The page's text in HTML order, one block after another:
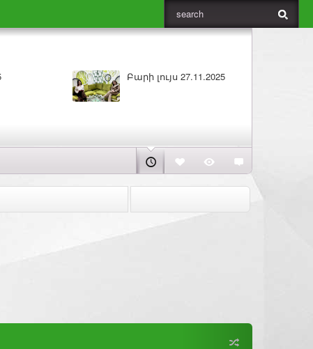
Բարի լույս 27.11.2025